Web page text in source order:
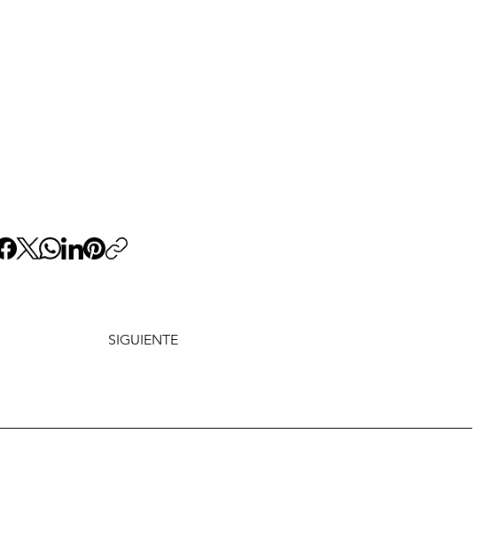
SIGUIENTE